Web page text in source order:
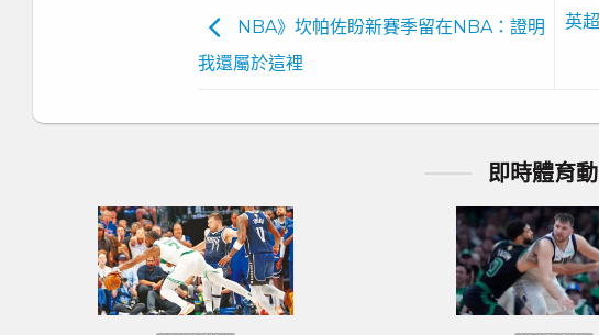
NBA》坎帕佐盼新賽季留在NBA：證明
我還屬於這裡
英
即時體育